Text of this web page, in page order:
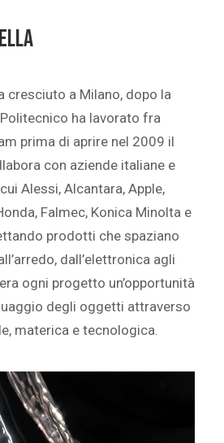
cresciuto a Milano, dopo la
ha lavorato fra
prima di aprire nel 2009 il
con aziende italiane e
Alessi, Alcantara, Apple,
Falmec, Konica Minolta e
prodotti che spaziano
dall’elettronica agli
ogni progetto un’opportunità
degli oggetti attraverso
materica e tecnologica.